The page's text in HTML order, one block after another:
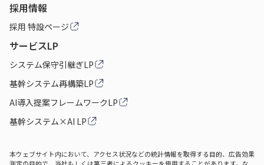
採用情報
採用 特設ページ
サービスLP
システム保守引継ぎLP
基幹システム再構築LP
AI導入提案フレームワークLP
基幹システム×AI LP
本ウェブサイト内において、アクセス状況などの統計情報を取得する目的、広告効果